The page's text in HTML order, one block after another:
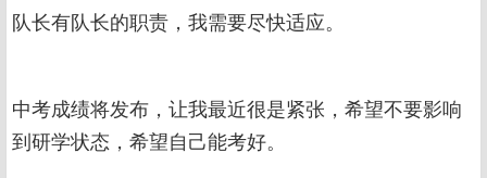
队长有队长的职责，我需要尽快适应。
中考成绩将发布，让我最近很是紧张，希望不要影响
到研学状态，希望自己能考好。